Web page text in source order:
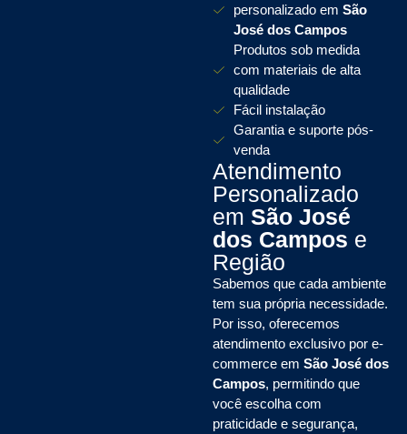
personalizado em São
José dos Campos
Produtos sob medida
com materiais de alta
qualidade
Fácil instalação
Garantia e suporte pós-
venda
Atendimento
Personalizado
em São José
dos Campos e
Região
Sabemos que cada ambiente
tem sua própria necessidade.
Por isso, oferecemos
atendimento exclusivo por e-
commerce em São José dos
Campos, permitindo que
você escolha com
praticidade e segurança,